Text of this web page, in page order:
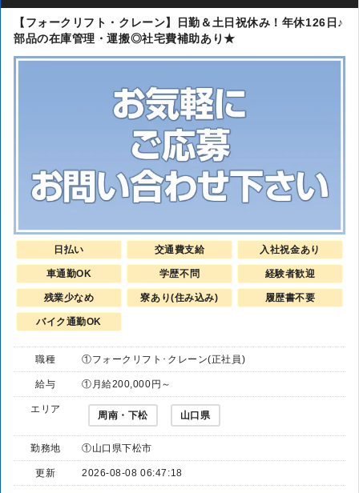
【フォークリフト・クレーン】日勤＆土日祝休み！年休126日♪
部品の在庫管理・運搬◎社宅費補助あり★
日払い 交通費支給 入社祝金あり
車通勤OK 学歴不問 経験者歓迎
残業少なめ 寮あり(住み込み) 履歴書不要
バイク通勤OK
職種 ①フォークリフト･クレーン(正社員)
給与 ①月給200,000円～
エリア
周南・下松 山口県
勤務地 ①山口県下松市
更新 2026-08-08 06:47:18